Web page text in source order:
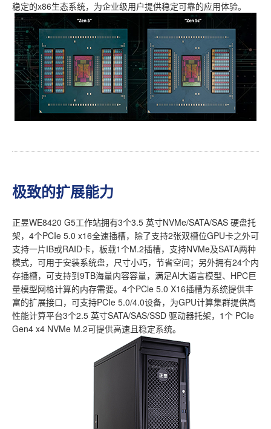
稳定的x86生态系统，为企业级用户提供稳定可靠的应用体验。
极致的扩展能力
正昱WE8420 G5工作站拥有3个3.5 英寸NVMe/SATA/SAS 硬盘托
架，4个PCIe 5.0 x16全速插槽，除了支持2张双槽位GPU卡之外可
支持一片IB或RAID卡，板载1个M.2插槽，支持NVMe及SATA两种
模式，可用于安装系统盘，尺寸小巧，节省空间；另外拥有24个内
存插槽，可支持到9TB海量内容容量，满足AI大语言模型、HPC巨
量模型网格计算的内存需要。4个PCle 5.0 X16插槽为系统提供丰
富的扩展接口，可支持PCIe 5.0/4.0设备，为GPU计算集群提供高
性能计算平台3个2.5 英寸SATA/SAS/SSD 驱动器托架，1个 PCIe
Gen4 x4 NVMe M.2可提供高速且稳定系统。